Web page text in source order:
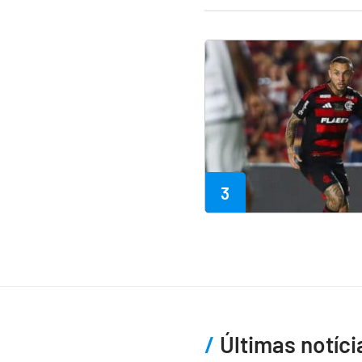
3
Últimas